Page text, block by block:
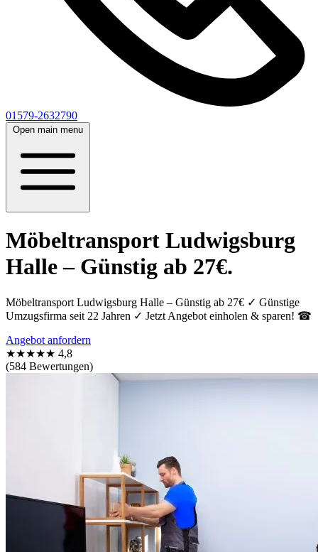
01579-2632790
Open main menu
Möbeltransport Ludwigsburg
Halle – Günstig ab 27€.
Möbeltransport Ludwigsburg Halle – Günstig ab 27€ ✓ Günstige
Umzugsfirma seit 22 Jahren ✓ Jetzt Angebot einholen & sparen! ☎
Angebot anfordern
★★★★★ 4,8
(584 Bewertungen)